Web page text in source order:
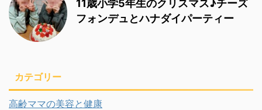
11歳小学5年生のクリスマス♪チーズ
フォンデュとハナダイパーティー
カテゴリー
高齢ママの美容と健康